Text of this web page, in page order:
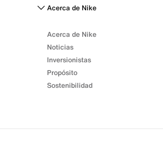
Acerca de Nike
Acerca de Nike
Noticias
Inversionistas
Propósito
Sostenibilidad